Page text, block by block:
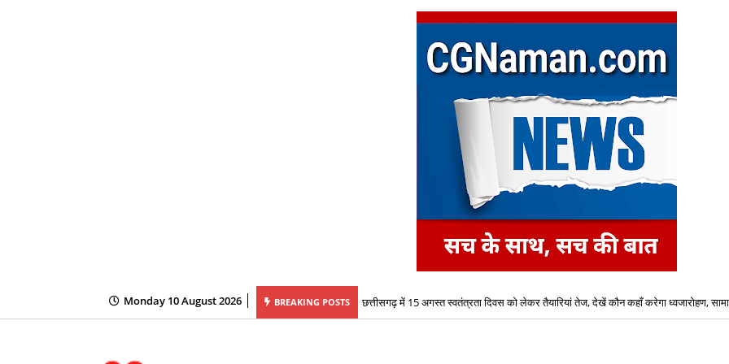
Monday 10 August 2026 BREAKING POSTS
की सूची जारी
निर्धारित दर से अधिक कीमत पर यूरिया बेचने पर अन्नपूर्णा खाद भंडार को कृषि विभाग ने किया 7 दिनों